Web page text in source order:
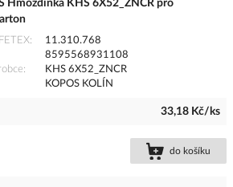
Hmoždinka KHS 6X52_ZNCR pro
11.310.768
8595568931108
KHS 6X52_ZNCR
KOPOS KOLÍN
33,18 Kč/ks
do košíku